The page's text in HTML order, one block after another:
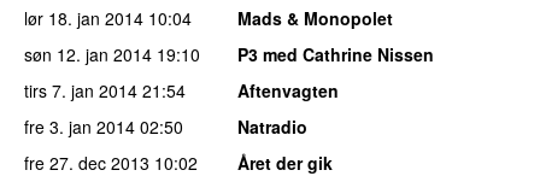
lør 18. jan 2014 10:04
Mads & Monopolet
søn 12. jan 2014 19:10
P3 med Cathrine Nissen
tirs 7. jan 2014 21:54
Aftenvagten
fre 3. jan 2014 02:50
Natradio
fre 27. dec 2013 10:02
Året der gik